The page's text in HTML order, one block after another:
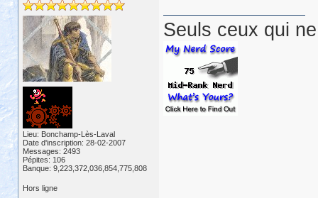
Lieu: Bonchamp-Lès-Laval
Date d'inscription: 28-02-2007
Messages: 2493
Pépites: 106
Banque: 9,223,372,036,854,775,808
Seuls ceux qui
Hors ligne